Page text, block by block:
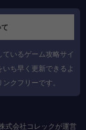
いるゲーム攻略サイ
ち早く更新できるよ
クフリーです。
式会社コレックが運営